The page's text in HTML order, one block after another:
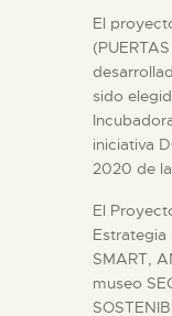
█
El
sido
iniciativa
2020 de la
El
Estrategia
SMART,
museo